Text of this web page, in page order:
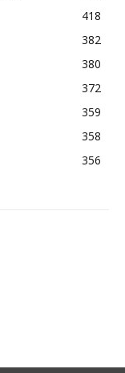
418
382
380
372
359
358
356